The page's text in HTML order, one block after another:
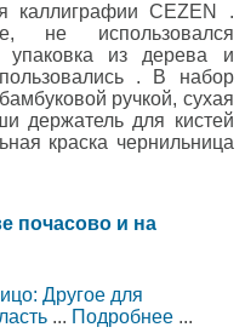
каллиграфии CEZEN .
не использовался
упаковка из дерева и
. В набор
ручкой, сухая
держатель для кистей
краска чернильница
почасово и на
Другое для
... Подробнее ...